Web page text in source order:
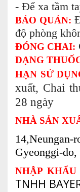
- Để xa tầm
BẢO QUẢN:
độ phòng
ĐÓNG CHAI:
DẠNG
HẠN SỬ
xuất, Chai
28 ngày
NHÀ SẢN
Gyeonggi-
NHẬP
TNHH